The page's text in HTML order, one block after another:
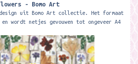
- Bomo Art
uit Bomo Art collectie. Het formaat
wordt netjes gevouwen tot ongeveer A4